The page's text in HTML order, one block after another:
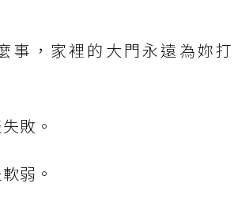
事，家裡的大門永遠為妳打
敗。
弱。